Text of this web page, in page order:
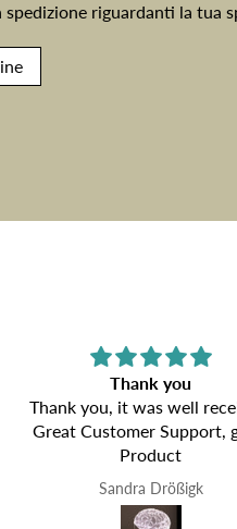
riguardanti la tua
Thank you
Thank you, it was well
Great Customer Support,
Product
Sandra Drößigk